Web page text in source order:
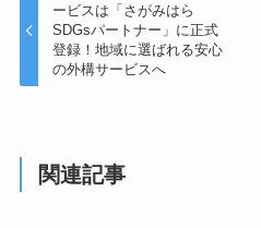
ービスは「さがみはら
SDGsパートナー」に正式
登録！地域に選ばれる安心
の外構サービスへ
関連記事